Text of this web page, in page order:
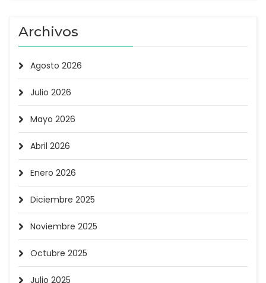
Archivos
Agosto 2026
Julio 2026
Mayo 2026
Abril 2026
Enero 2026
Diciembre 2025
Noviembre 2025
Octubre 2025
Julio 2025